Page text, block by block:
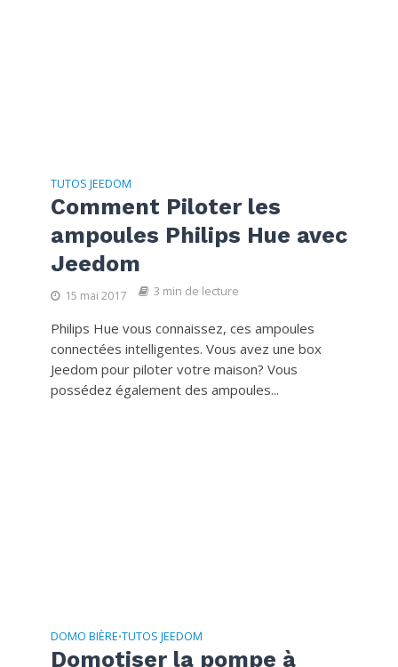
TUTOS JEEDOM
Comment Piloter les
ampoules Philips Hue avec
Jeedom
15 mai 2017 3 min de lecture
Philips Hue vous connaissez, ces ampoules
connectées intelligentes. Vous avez une box
Jeedom pour piloter votre maison? Vous
possédez également des ampoules...
DOMO BIÈRE•TUTOS JEEDOM
Domotiser la pompe à